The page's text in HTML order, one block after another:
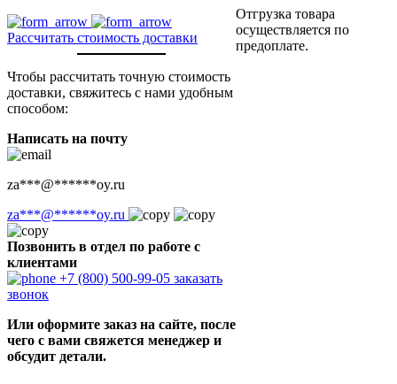
Рассчитать стоимость доставки
Чтобы рассчитать точную стоимость
доставки, свяжитесь с нами удобным
способом:
Написать на почту
za***@******oy.ru
za***@******oy.ru
Позвонить в отдел по работе с
клиентами
+7 (800) 500-99-05 заказать
звонок
Или оформите заказ на сайте, после
чего с вами свяжется менеджер и
обсудит детали.
Отгрузка товара
осуществляется по
предоплате.